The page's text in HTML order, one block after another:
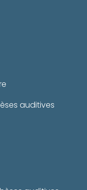
auditives